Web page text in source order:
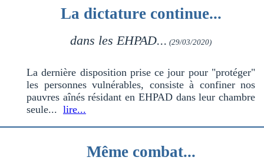
La dictature continue...
dans les EHPAD... (29/03/2020)
La dernière disposition prise ce jour pour "protéger"
les personnes vulnérables, consiste à confiner nos
pauvres aînés résidant en EHPAD dans leur chambre
seule... lire...
Même combat...